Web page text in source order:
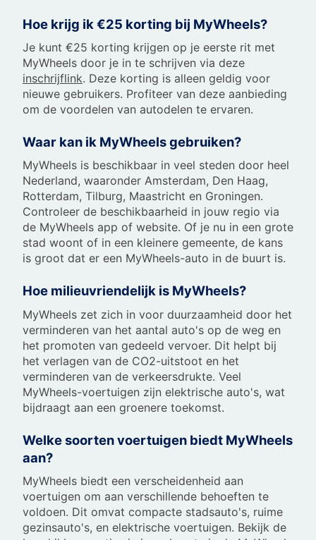
Hoe krijg ik €25 korting bij MyWheels?
Je kunt €25 korting krijgen op je eerste rit met
MyWheels door je in te schrijven via deze
inschrijflink. Deze korting is alleen geldig voor
nieuwe gebruikers. Profiteer van deze aanbieding
om de voordelen van autodelen te ervaren.
Waar kan ik MyWheels gebruiken?
MyWheels is beschikbaar in veel steden door heel
Nederland, waaronder Amsterdam, Den Haag,
Rotterdam, Tilburg, Maastricht en Groningen.
Controleer de beschikbaarheid in jouw regio via
de MyWheels app of website. Of je nu in een grote
stad woont of in een kleinere gemeente, de kans
is groot dat er een MyWheels-auto in de buurt is.
Hoe milieuvriendelijk is MyWheels?
MyWheels zet zich in voor duurzaamheid door het
verminderen van het aantal auto's op de weg en
het promoten van gedeeld vervoer. Dit helpt bij
het verlagen van de CO2-uitstoot en het
verminderen van de verkeersdrukte. Veel
MyWheels-voertuigen zijn elektrische auto's, wat
bijdraagt aan een groenere toekomst.
Welke soorten voertuigen biedt MyWheels
aan?
MyWheels biedt een verscheidenheid aan
voertuigen om aan verschillende behoeften te
voldoen. Dit omvat compacte stadsauto's, ruime
gezinsauto's, en elektrische voertuigen. Bekijk de